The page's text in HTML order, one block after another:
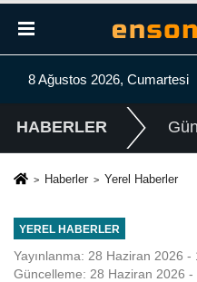
8 Ağustos 2026, Cumartesi
HABERLER
Haberler Yerel Haberler
YEREL HABERLER
Yayınlanma: 28 Haziran 2026 -
Güncelleme: 28 Haziran 2026 -